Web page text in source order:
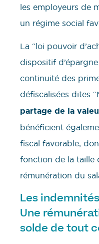
les employeurs de
un régime social
La “loi pouvoir
dispositif
continuité des
défiscalisées dites
partage de la
bénéficient
fiscal favorable,
fonction de la taille
rémunération du
Les
Une
solde de tout